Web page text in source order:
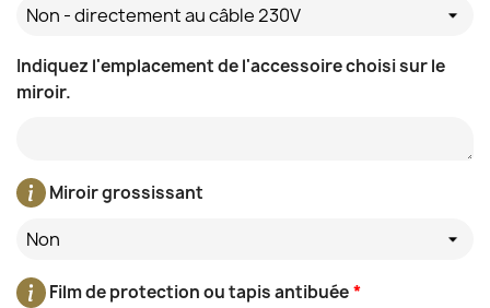
Non - directement au câble 230V
Indiquez l'emplacement de l'accessoire choisi sur le
miroir.
Miroir grossissant
Non
*
Film de protection ou tapis antibuée